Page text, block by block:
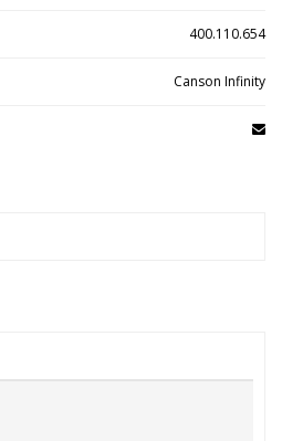
400.110.654
Canson Infinity